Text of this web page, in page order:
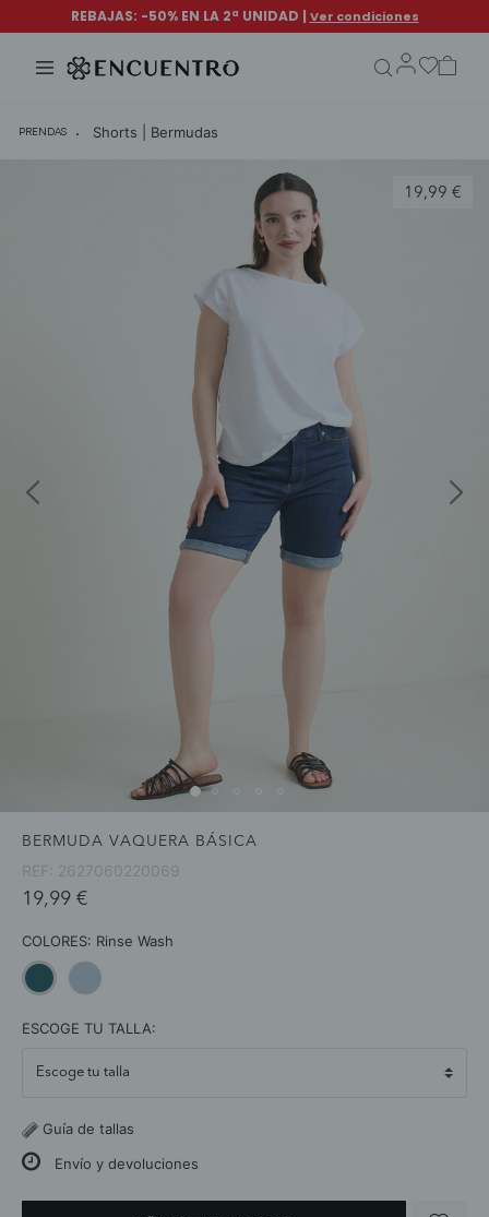
PRENDAS Shorts | Bermudas
19,99 €
BERMUDA VAQUERA BÁSICA
REF: 2627060220069
19,99 €
COLORES: Rinse Wash
ESCOGE TU TALLA:
Guía de tallas
Envío y devoluciones